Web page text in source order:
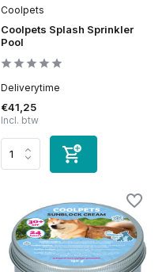
Coolpets
Coolpets Splash Sprinkler
Pool
Deliverytime
€41,25
Incl. btw